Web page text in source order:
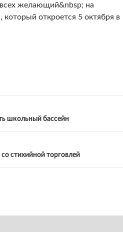
всех желающий&nbsp; на
который откроется 5 октября в
школьный бассейн
стихийной торговлей